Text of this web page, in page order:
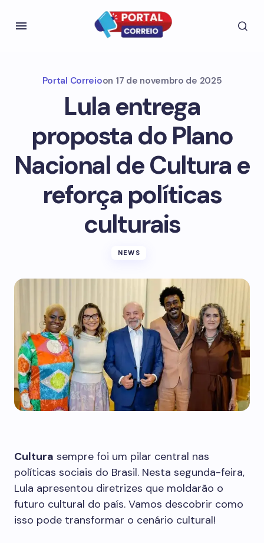
Portal Correioon 17 de novembro de 2025
Lula entrega
proposta do Plano
Nacional de Cultura e
reforça políticas
culturais
NEWS
Cultura sempre foi um pilar central nas
políticas sociais do Brasil. Nesta segunda-feira,
Lula apresentou diretrizes que moldarão o
futuro cultural do país. Vamos descobrir como
isso pode transformar o cenário cultural!